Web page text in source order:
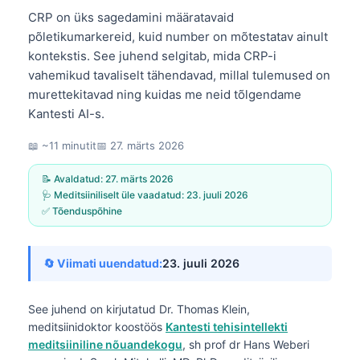
CRP on üks sagedamini määratavaid
põletikumarkereid, kuid number on mõtestatav ainult
kontekstis. See juhend selgitab, mida CRP-i
vahemikud tavaliselt tähendavad, millal tulemused on
murettekitavad ning kuidas me neid tõlgendame
Kantesti AI-s.
📖 ~11 minutit📅 27. märts 2026
📝 Avaldatud: 27. märts 2026
🩺 Meditsiiniliselt üle vaadatud: 23. juuli 2026
✅ Tõenduspõhine
🔄 Viimati uuendatud:23. juuli 2026
See juhend on kirjutatud Dr. Thomas Klein,
meditsiinidoktor koostöös Kantesti tehisintellekti
meditsiiniline nõuandekogu, sh prof dr Hans Weberi